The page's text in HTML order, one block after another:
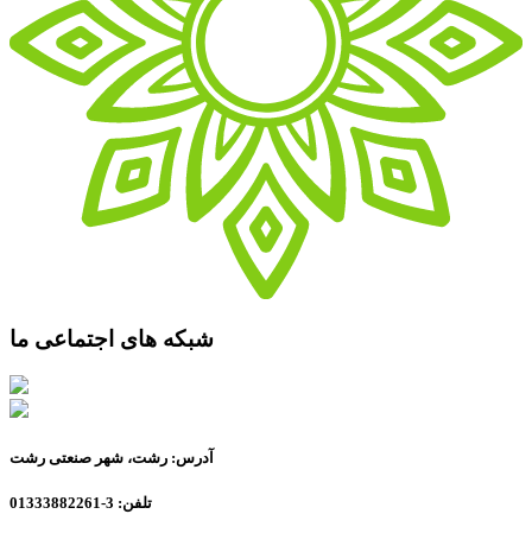
شبکه های اجتماعی ما
آدرس: رشت، شهر صنعتی رشت
تلفن: 3-01333882261